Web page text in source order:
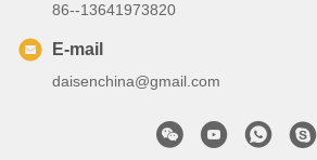
86--13641973820
E-mail
daisenchina@gmail.com